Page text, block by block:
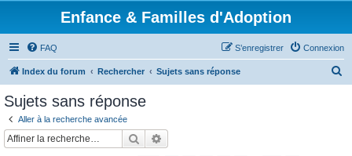
Enfance & Familles d'Adoption
FAQ Connexion
S’enregistrer
Index du forum Rechercher Sujets sans réponse
Sujets sans réponse
Aller à la recherche avancée
Rechercher